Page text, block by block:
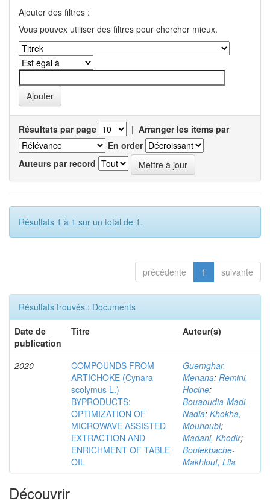
Ajouter des filtres :
Vous pouvex utiliser des filtres pour chercher mieux.
Résultats par page | Arranger les items par
En order
Auteurs par record
Résultats 1 à 1 sur un total de 1.
précédente 1 suivante
Résultats trouvés : Documents
Date de
publication
Titre Auteur(s)
2020
COMPOUNDS FROM
ARTICHOKE (Cynara
scolymus L.)
BYPRODUCTS:
OPTIMIZATION OF
MICROWAVE ASSISTED
EXTRACTION AND
ENRICHMENT OF TABLE
OIL
Guemghar,
Menana; Remini,
Hocine;
Bouaoudia-Madi,
Nadia; Khokha,
Mouhoubi;
Madani, Khodir;
Boulekbache-
Makhlouf, Lila
Découvrir